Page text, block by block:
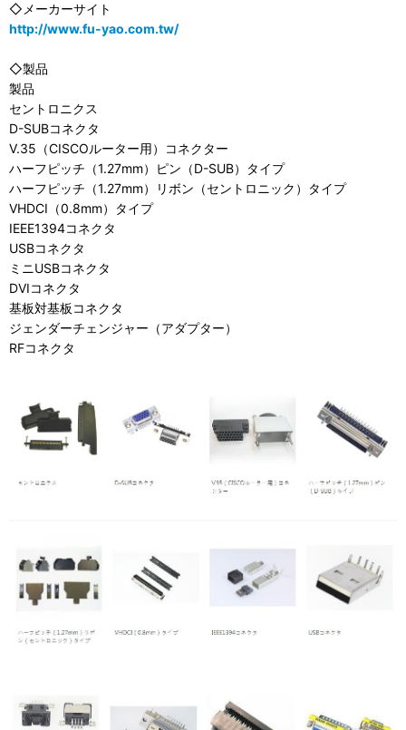
◇メーカーサイト
http://www.fu-yao.com.tw/
◇製品
製品
セントロニクス
D-SUBコネクタ
V.35（CISCOルーター用）コネクター
ハーフピッチ（1.27mm）ピン（D-SUB）タイプ
ハーフピッチ（1.27mm）リボン（セントロニック）タイプ
VHDCI（0.8mm）タイプ
IEEE1394コネクタ
USBコネクタ
ミニUSBコネクタ
DVIコネクタ
基板対基板コネクタ
ジェンダーチェンジャー（アダプター）
RFコネクタ